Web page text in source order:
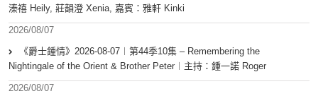
溱禧 Heily, 莊韻澄 Xenia, 嘉賓：雅軒 Kinki
2026/08/07
《爵士鍾情》2026-08-07︱第44季10集 – Remembering the
Nightingale of the Orient & Brother Peter︱主持：鍾一諾 Roger
2026/08/07